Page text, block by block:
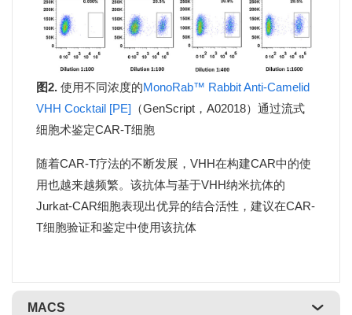
图2. 使用不同浓度的MonoRab™ Rabbit Anti-Camelid
VHH Cocktail [PE] （GenScript，A02018）通过流式
细胞术鉴定CAR-T细胞
随着CAR-T疗法的不断发展，VHH在构建CAR中的使
用也越来越频繁。该抗体与基于VHH纳米抗体的
Jurkat-CAR细胞表现出优异的结合活性，建议在CAR-
T细胞验证和鉴定中使用该抗体
MACS